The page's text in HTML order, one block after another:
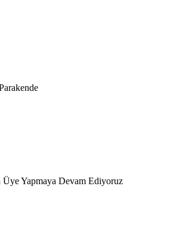
Üye Yapmaya Devam Ediyoruz